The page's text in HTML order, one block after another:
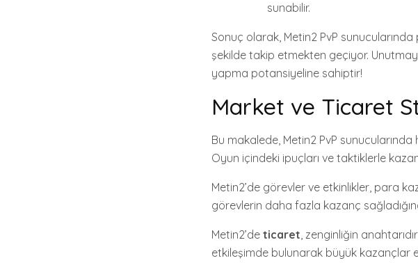
sunabilir.
Sonuç olarak, Metin2 PvP
şekilde takip etmekten geçiyor.
yapma potansiyeline sahiptir!
Market ve Ticaret
Bu makalede, Metin2 PvP sunucularında
Oyun içindeki ipuçları ve taktiklerle
Metin2’de görevler ve etkinlikler, para
görevlerin daha fazla kazanç
Metin2’de ticaret, zenginliğin
etkileşimde bulunarak büyük kazançlar